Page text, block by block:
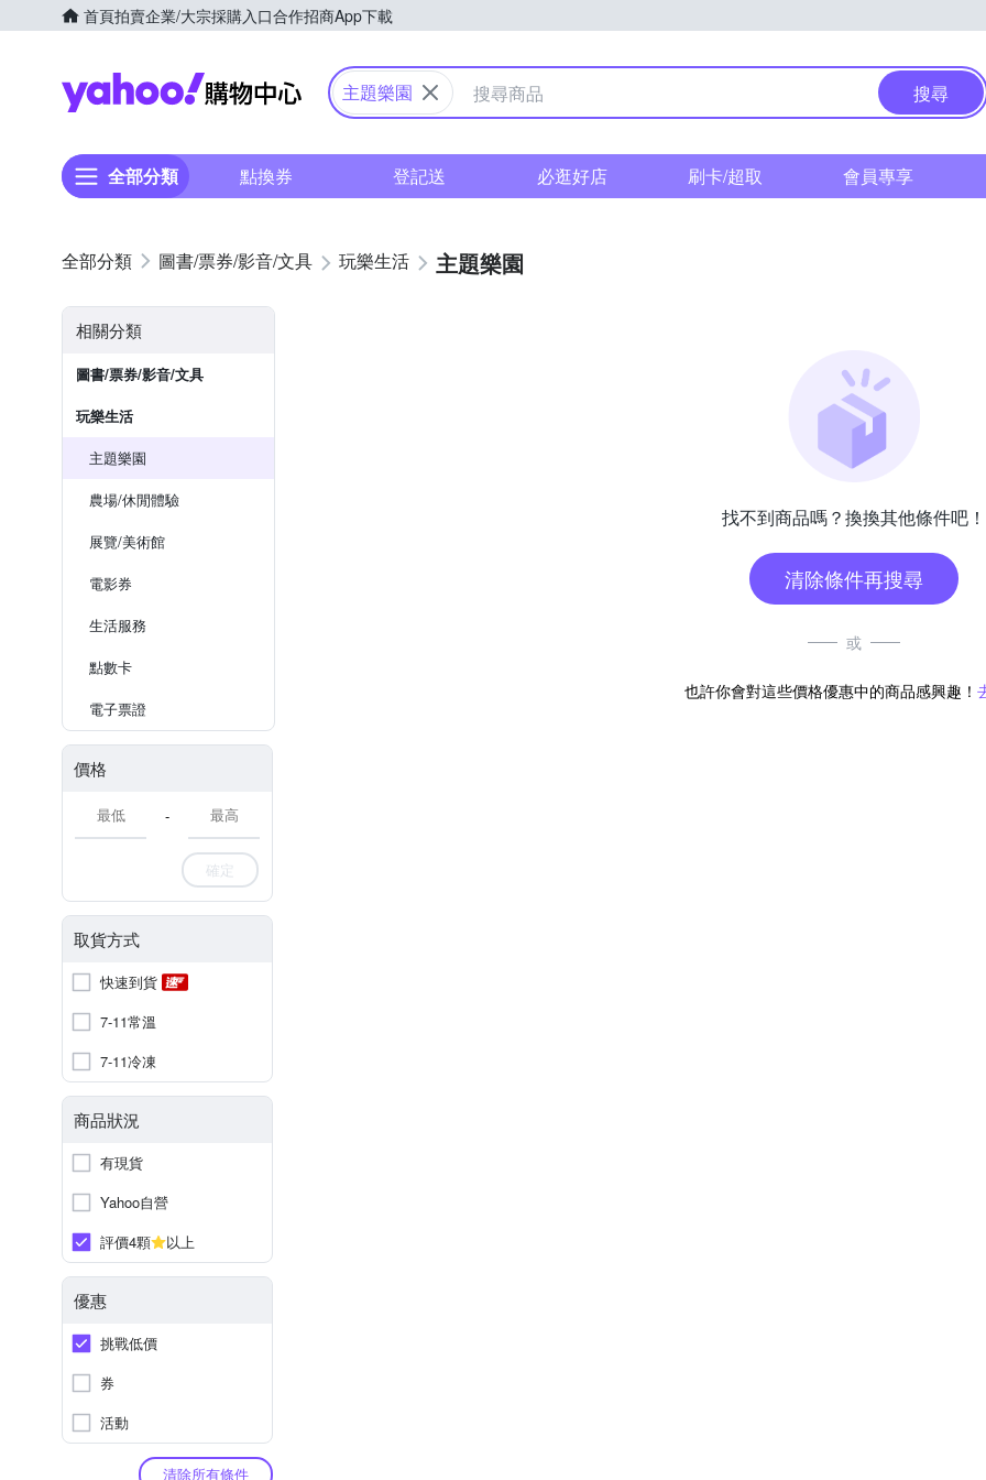
首頁拍賣企業/大宗採購入口合作招商App下載
Yahoo購物中心
主題樂園 搜尋
全部分類 點換券 登記送 必逛好店 刷卡/超取 會員專享
圖書/票券/影音/文具 玩樂生活 主題樂園
相關分類
圖書/票券/影音/文具
玩樂生活
主題樂園
農場/休閒體驗
展覽/美術館
電影券
生活服務
點數卡
電子票證
價格
-
確定
取貨方式
快速到貨
7-11常溫
7-11冷凍
商品狀況
有現貨
Yahoo自營
評價4顆
以上
優惠
挑戰低價
券
活動
清除所有條件
找不到商品嗎？換換其他條件吧！
清除條件再搜尋
或
也許你會對這些價格優惠中的商品感興趣！